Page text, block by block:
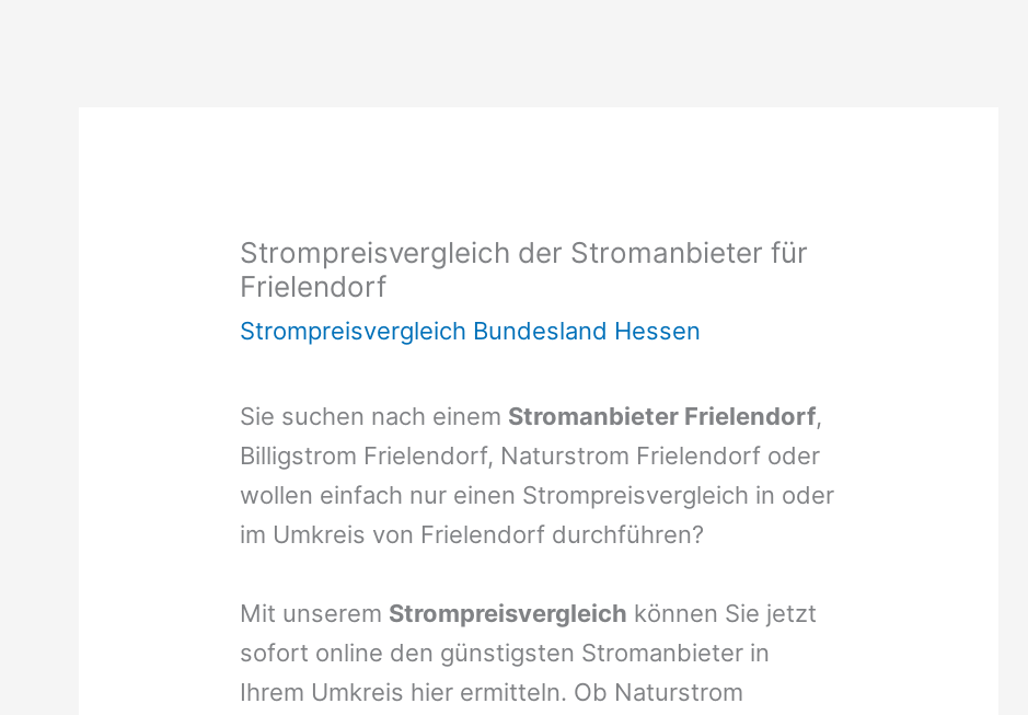
Strompreisvergleich der Stromanbieter für
Frielendorf
Strompreisvergleich Bundesland Hessen
Sie suchen nach einem Stromanbieter Frielendorf,
Billigstrom Frielendorf, Naturstrom Frielendorf oder
wollen einfach nur einen Strompreisvergleich in oder
im Umkreis von Frielendorf durchführen?
Mit unserem Strompreisvergleich können Sie jetzt
sofort online den günstigsten Stromanbieter in
Ihrem Umkreis hier ermitteln. Ob Naturstrom